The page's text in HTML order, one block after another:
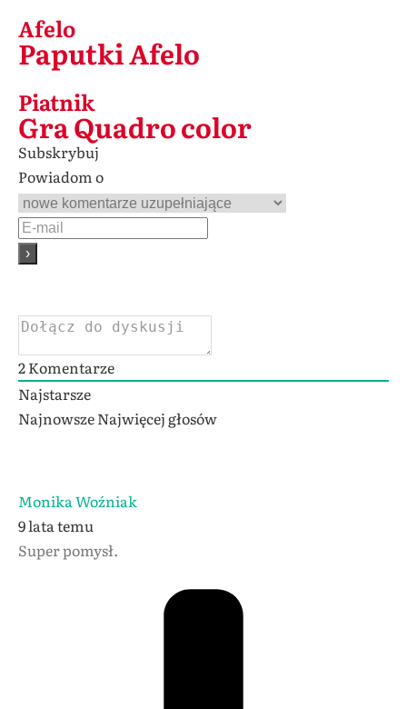
Afelo
Paputki Afelo
Piatnik
Gra Quadro color
Subskrybuj
Powiadom o
2Komentarze
Najstarsze
NajnowszeNajwięcej głosów
Monika Woźniak
9 lata temu
Super pomysł.